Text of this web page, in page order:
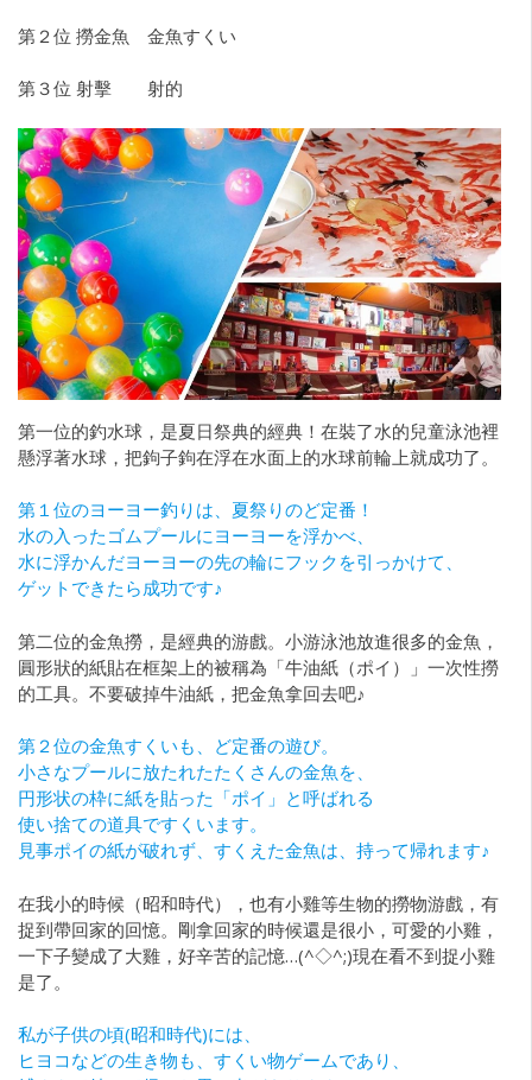
第２位 撈金魚 金魚すくい
第３位 射擊 射的
第一位的釣水球，是夏日祭典的經典！在裝了水的兒童泳池裡
懸浮著水球，把鉤子鉤在浮在水面上的水球前輪上就成功了。
第１位のヨーヨー釣りは、夏祭りのど定番！
水の入ったゴムプールにヨーヨーを浮かべ、
水に浮かんだヨーヨーの先の輪にフックを引っかけて、
ゲットできたら成功です♪
第二位的金魚撈，是經典的游戲。小游泳池放進很多的金魚，
圓形狀的紙貼在框架上的被稱為「牛油紙（ポイ）」一次性撈
的工具。不要破掉牛油紙，把金魚拿回去吧♪
第２位の金魚すくいも、ど定番の遊び。
小さなプールに放たれたたくさんの金魚を、
円形状の枠に紙を貼った「ポイ」と呼ばれる
使い捨ての道具ですくいます。
見事ポイの紙が破れず、すくえた金魚は、持って帰れます♪
在我小的時候（昭和時代），也有小雞等生物的撈物游戲，有
捉到帶回家的回憶。剛拿回家的時候還是很小，可愛的小雞，
一下子變成了大雞，好辛苦的記憶…(^◇^;)現在看不到捉小雞
是了。
私が子供の頃(昭和時代)には、
ヒヨコなどの生き物も、すくい物ゲームであり、